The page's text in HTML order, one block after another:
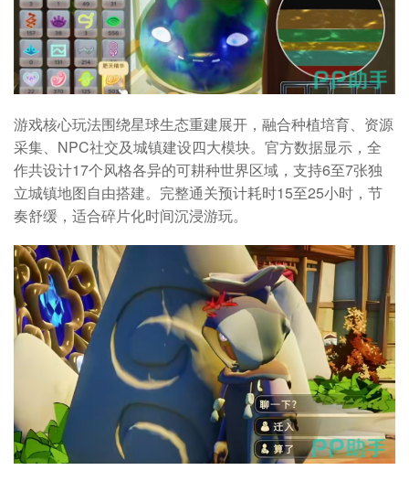
游戏核心玩法围绕星球生态重建展开，融合种植培育、资源
采集、NPC社交及城镇建设四大模块。官方数据显示，全
作共设计17个风格各异的可耕种世界区域，支持6至7张独
立城镇地图自由搭建。完整通关预计耗时15至25小时，节
奏舒缓，适合碎片化时间沉浸游玩。